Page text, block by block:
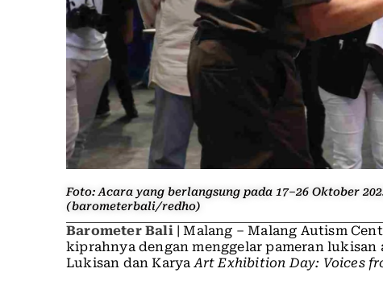
Foto: Acara yang berlangsung pada 17–26 Oktober
(barometerbali/redho)
Barometer Bali| Malang – Malang Autism
kiprahnya dengan menggelar pameran
Lukisan dan KaryaArt Exhibition Day: Voices